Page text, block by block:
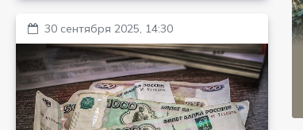
30 сентября 2025, 14:30